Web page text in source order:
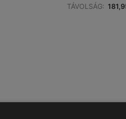
TÁVOLSÁG: